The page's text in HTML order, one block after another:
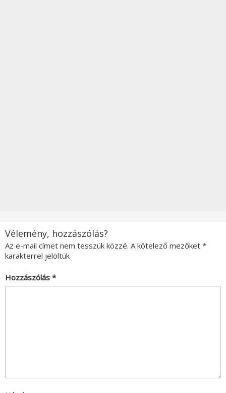
Vélemény, hozzászólás?
Az e-mail címet nem tesszük közzé. A kötelező mezőket *
karakterrel jelöltük
Hozzászólás *